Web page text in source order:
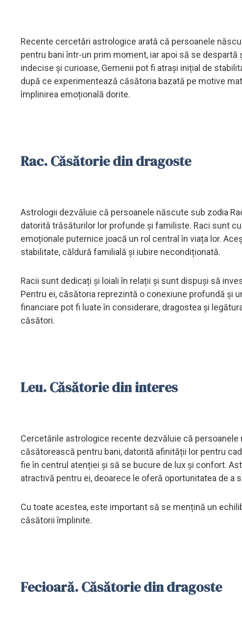
Recente cercetări astrologice arată că persoanele
pentru bani într-un prim moment, iar apoi să se
indecise și curioase, Gemenii pot fi atrași inițial de
după ce experimentează căsătoria bazată pe motive
împlinirea emoțională dorite.
Rac. Căsătorie din dragoste
Astrologii dezvăluie că persoanele născute sub zodia
datorită trăsăturilor lor profunde și familiste. Raci sunt
emoționale puternice joacă un rol central în viața lor.
stabilitate, căldură familială și iubire necondiționată.
Racii sunt dedicați și loiali în relații și sunt dispuși să
Pentru ei, căsătoria reprezintă o conexiune profundă și
financiare pot fi luate în considerare, dragostea și
căsători.
Leu. Căsătorie din interes
Cercetările astrologice recente dezvăluie că
căsătorească pentru bani, datorită afinității lor pentru
fie în centrul atenției și să se bucure de lux și confort.
atractivă pentru ei, deoarece le oferă oportunitatea de a
Cu toate acestea, este important să se mențină un
căsătorii împlinite.
Fecioară. Căsătorie din dragoste